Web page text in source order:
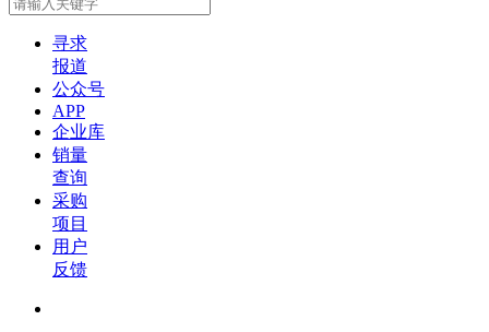
寻求
报道
公众号
APP
企业库
销量
查询
采购
项目
用户
反馈